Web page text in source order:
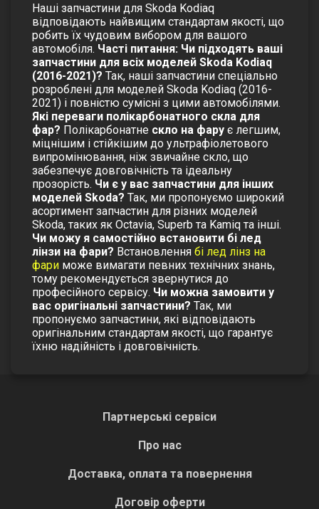
Наші запчастини для Skoda Kodiaq
відповідають найвищим стандартам якості, що
робить їх чудовим вибором для вашого
автомобіля. Часті питання: Чи підходять ваші
запчастини для всіх моделей Skoda Kodiaq
(2016-2021)? Так, наші запчастини спеціально
розроблені для моделей Skoda Kodiaq (2016-
2021) і повністю сумісні з цими автомобілями.
Які переваги полікарбонатного скла для
фар? Полікарбонатне скло на фару є легшим,
міцнішим і стійкішим до ультрафіолетового
випромінювання, ніж звичайне скло, що
забезпечує довговічність та ідеальну
прозорість. Чи є у вас запчастини для інших
моделей Skoda? Так, ми пропонуємо широкий
асортимент запчастин для різних моделей
Skoda, таких як Octavia, Superb та Kamiq та інші.
Чи можу я самостійно встановити бі лед
лінзи на фари? Встановлення бі лед лінз на
фари може вимагати певних технічних знань,
тому рекомендується звернутися до
професійного сервісу. Чи можна замовити у
вас оригінальні запчастини? Так, ми
пропонуємо запчастини, які відповідають
оригінальним стандартам якості, що гарантує
їхню надійність і довговічність.
Партнерські сервіси
Про нас
Доставка, оплата та повернення
Договір оферти